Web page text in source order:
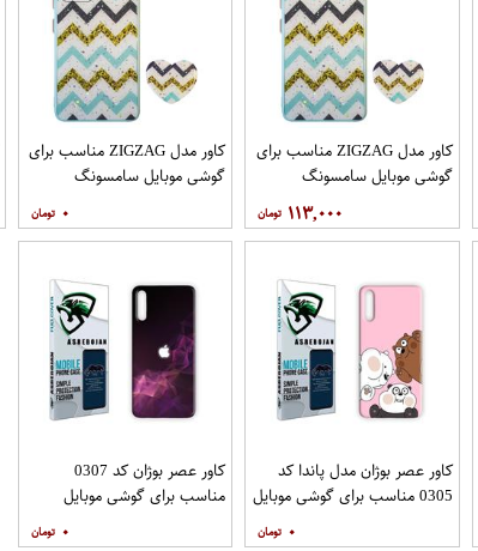
کاور مدل ZIGZAG مناسب برای
گوشی موبایل سامسونگ
Galaxy A71 به همراه پایه
نگهدارنده
۱۱۳,۰۰۰
کاور مدل ZIGZAG مناسب برای
گوشی موبایل سامسونگ
پایه نگهدارنده
۰
کاور عصر بوژان مدل پاندا کد
0305 مناسب برای گوشی موبایل
۰
کاور عصر بوژان کد 0307
مناسب برای گوشی موبایل
۰